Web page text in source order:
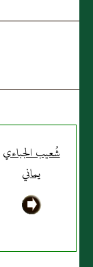
شُعيب الجباءي
يماني